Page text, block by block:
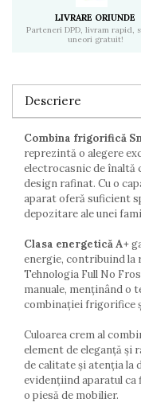
LIVRARE ORIUNDE
Parteneri DPD, livram rapid,
uneori gratuit!
Descriere
Combina frigorifică
reprezintă o alegere
electrocasnic de înaltă
design rafinat. Cu o
aparat oferă suficient
depozitare ale unei
Clasa energetică A+
energie, contribuind la
Tehnologia Full No
manuale, menținând
combinației frigorifice
Culoarea crem al
element de eleganță și
de calitate și atenția la
evidențiind aparatul
o piesă de mobilier.